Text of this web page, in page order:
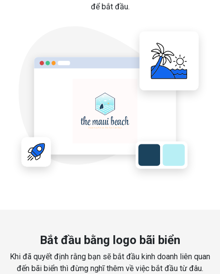
để bắt đầu.
Bắt đầu bằng logo bãi biển
Khi đã quyết định rằng bạn sẽ bắt đầu kinh doanh liên quan
đến bãi biển thì đừng nghĩ thêm về việc bắt đầu từ đâu.